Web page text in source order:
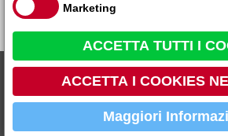
Marketing
ACCETTA TUTTI I
ACCETTA I COOKIES
Maggiori
Galeno Sistemi s.r.l via Leopardi, 17 -
Comeana (PO) Tel 055 87 10 105 P.IVA
459736